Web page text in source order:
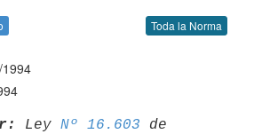
Toda la Norma
Ley Nº 16.603 de